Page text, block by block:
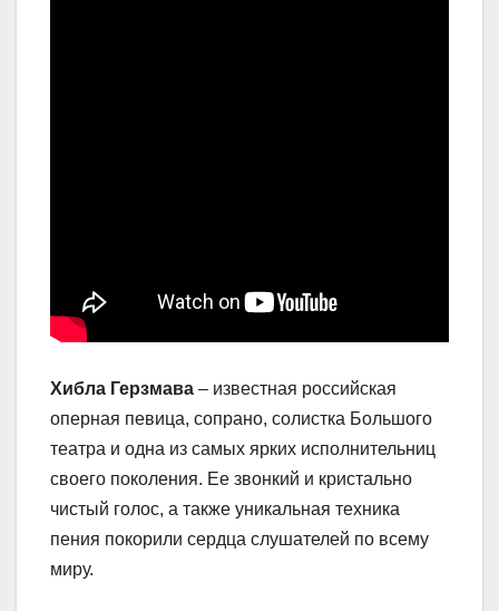
Хибла Герзмава – известная российская
оперная певица, сопрано, солистка Большого
театра и одна из самых ярких исполнительниц
своего поколения. Ее звонкий и кристально
чистый голос, а также уникальная техника
пения покорили сердца слушателей по всему
миру.